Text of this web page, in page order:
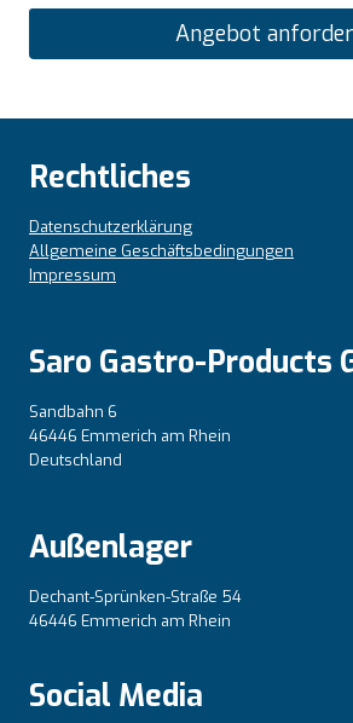
Angebot
Rechtliches
Datenschutzerklärung
Allgemeine Geschäftsbedingungen
Impressum
Saro Gastro-Products
Sandbahn 6
46446 Emmerich am Rhein
Deutschland
Außenlager
Dechant-Sprünken-Straße 54
46446 Emmerich am Rhein
Social Media